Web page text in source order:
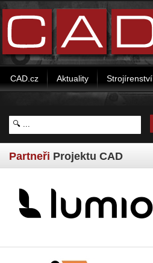
CAD.cz Aktuality Strojírenství
Partneři Projektu CAD